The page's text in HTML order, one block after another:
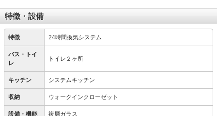
特徴・設備
特徴 24時間換気システム
バス・トイ
レ
トイレ２ヶ所
キッチン システムキッチン
収納 ウォークインクローゼット
設備・機能 複層ガラス